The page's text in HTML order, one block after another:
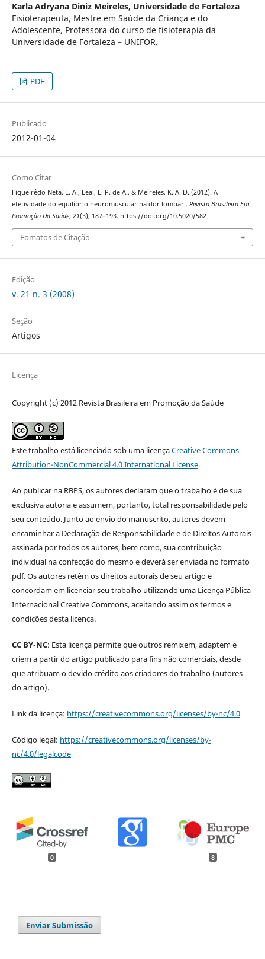
Karla Adryana Diniz Meireles, Universidade de Fortaleza
Fisioterapeuta, Mestre em Saúde da Criança e do
Adolescente, Professora do curso de fisioterapia da
Universidade de Fortaleza – UNIFOR.
PDF
Publicado
2012-01-04
Como Citar
Figueirêdo Neta, E. A., Leal, L. P. de A., & Meireles, K. A. D. (2012). A
efetividade do equilíbrio neuromuscular na dor lombar . Revista Brasileira Em
Promoção Da Saúde, 21(3), 187–193. https://doi.org/10.5020/582
Fomatos de Citação
Edição
v. 21 n. 3 (2008)
Seção
Artigos
Licença
Copyright (c) 2012 Revista Brasileira em Promoção da Saúde
Este trabalho está licenciado sob uma licençaCreative Commons
Attribution-NonCommercial 4.0 International License.
Ao publicar na RBPS, os autores declaram que o trabalho é de sua
exclusiva autoria e assumem, portanto, total responsabilidade pelo
seu conteúdo. Junto ao envio do manuscrito, autores devem
encaminhar a Declaração de Responsabilidade e de Direitos Autorais
assinada por todos os autores, bem como, sua contribuição
individual na confecção do mesmo e deverá ser enviada no formato
pdf. Os autores retêm os direitos autorais de seu artigo e
concordam em licenciar seu trabalho utilizando uma Licença Pública
Internacional Creative Commons, aceitando assim os termos e
condições desta licença.
CC BY-NC: Esta licença permite que outros remixem, adaptem e
criem a partir do artigo publicado para fins não comerciais, desde
que atribuam o devido crédito aos criadores do trabalho (autores
do artigo).
Link da licença: https://creativecommons.org/licenses/by-nc/4.0
Código legal: https://creativecommons.org/licenses/by-
nc/4.0/legalcode
0 8
Enviar Submissão